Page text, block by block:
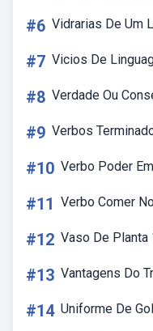
#6 Vidrarias De Um
#7 Vicios De
#8 Verdade Ou
#9 Verbos
#10 Verbo Poder
#11 Verbo Comer
#12 Vaso De Planta
#13 Vantagens Do
#14 Uniforme De